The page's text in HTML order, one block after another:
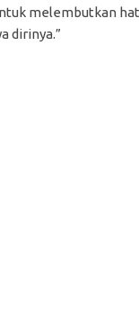
melembutkan
dirinya.”